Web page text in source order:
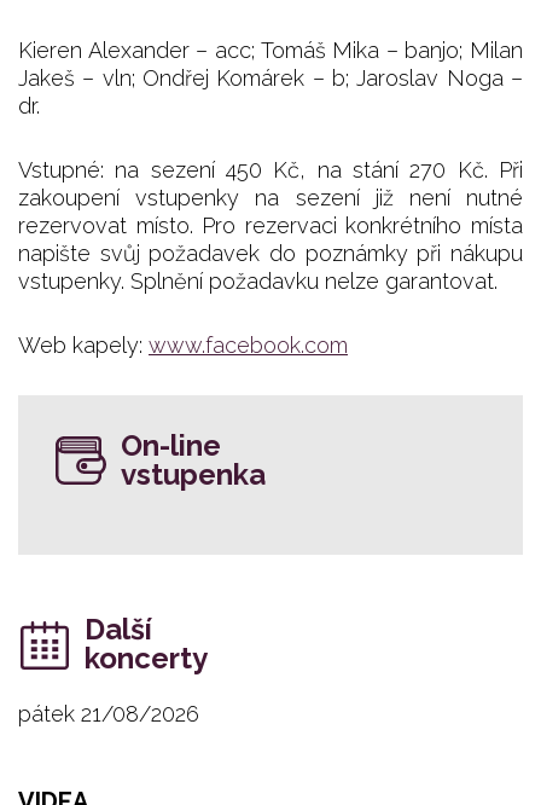
Kieren Alexander – acc; Tomáš Mika – banjo; Milan
Jakeš – vln; Ondřej Komárek – b; Jaroslav Noga –
dr.
Vstupné: na sezení 450 Kč, na stání 270 Kč. Při
zakoupení vstupenky na sezení již není nutné
rezervovat místo. Pro rezervaci konkrétního místa
napište svůj požadavek do poznámky při nákupu
vstupenky. Splnění požadavku nelze garantovat.
Web kapely: www.facebook.com
On-line
vstupenka
Další
koncerty
pátek 21/08/2026